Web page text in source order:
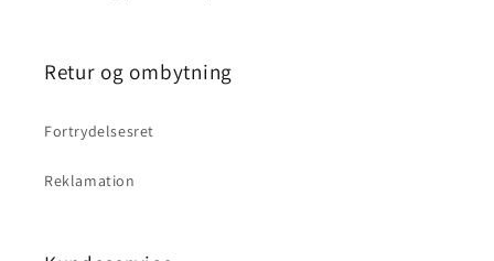
Retur og ombytning
Fortrydelsesret
Reklamation